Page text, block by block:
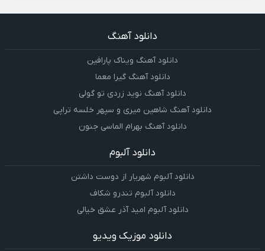
دانلود آهنگ
دانلود آهنگ ویناک پارافین
دانلود آهنگ گیرا معما
دانلود آهنگ نوید زردی تو گولی
دانلود آهنگ شاهین میری و سپهر خلسه تراپی
دانلود آهنگ بهرام الماسی جنون
دانلود آلبوم
دانلود آلبوم شهریار از دوست داشتن
دانلود آلبوم تندرو شکاف
دانلود آلبوم امید آذر عشق خیالی
دانلود موزیک ویدیو